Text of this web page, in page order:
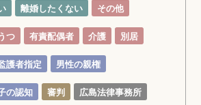
離婚したくない その他
つ 有責配偶者 介護 別居
護者指定 男性の親権
の認知 審判 広島法律事務所